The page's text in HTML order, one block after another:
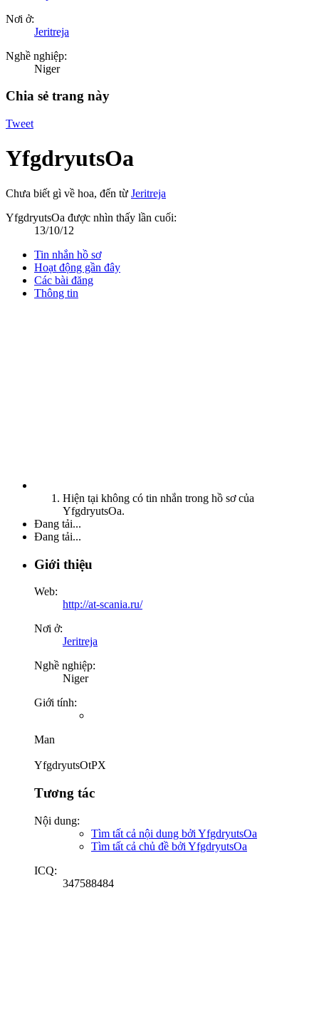
Nơi ở:
Jeritreja
Nghề nghiệp:
Niger
Chia sẻ trang này
Tweet
YfgdryutsOa
Chưa biết gì về hoa, đến từ Jeritreja
YfgdryutsOa được nhìn thấy lần cuối:
13/10/12
Tin nhắn hồ sơ
Hoạt động gần đây
Các bài đăng
Thông tin
Hiện tại không có tin nhắn trong hồ sơ của
YfgdryutsOa.
Đang tải...
Đang tải...
Giới thiệu
Web:
http://at-scania.ru/
Nơi ở:
Jeritreja
Nghề nghiệp:
Niger
Giới tính:
Man
YfgdryutsOtPX
Tương tác
Nội dung:
Tìm tất cả nội dung bởi YfgdryutsOa
Tìm tất cả chủ đề bởi YfgdryutsOa
ICQ:
347588484